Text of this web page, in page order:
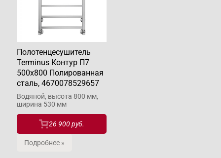
Полотенцесушитель
Terminus Контур П7
500х800 Полированная
сталь, 4670078529657
Водяной, высота 800 мм,
ширина 530 мм
26 900 руб.
Подробнее »